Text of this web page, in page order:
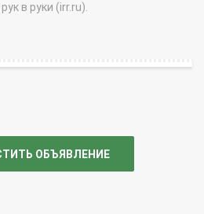
в руки (irr.ru).
ОБЪЯВЛЕНИЕ